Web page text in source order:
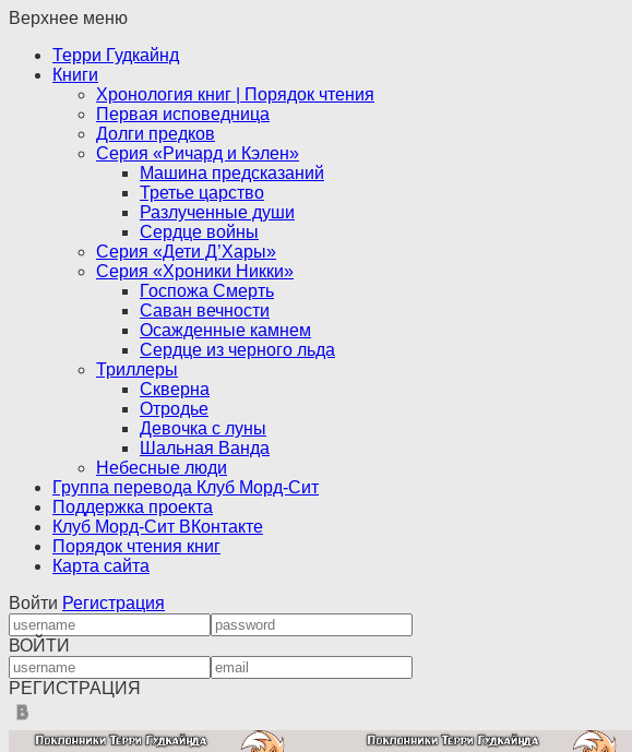
Верхнее меню
Терри Гудкайнд
Книги
Хронология книг | Порядок чтения
Первая исповедница
Долги предков
Серия «Ричард и Кэлен»
Машина предсказаний
Третье царство
Разлученные души
Сердце войны
Серия «Дети Д’Хары»
Серия «Хроники Никки»
Госпожа Смерть
Саван вечности
Осажденные камнем
Сердце из черного льда
Триллеры
Скверна
Отродье
Девочка с луны
Шальная Ванда
Небесные люди
Группа перевода Клуб Морд-Сит
Поддержка проекта
Клуб Морд-Сит ВКонтакте
Порядок чтения книг
Карта сайта
Войти Регистрация
ВОЙТИ
РЕГИСТРАЦИЯ